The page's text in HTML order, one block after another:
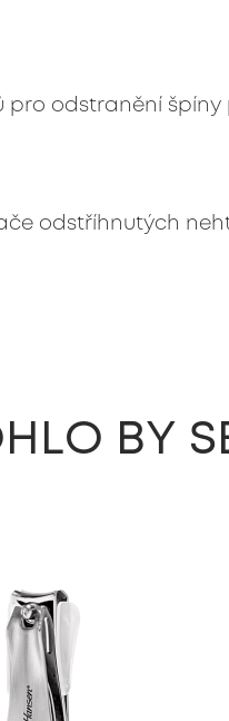
pro odstranění špíny
odstříhnutých
BY